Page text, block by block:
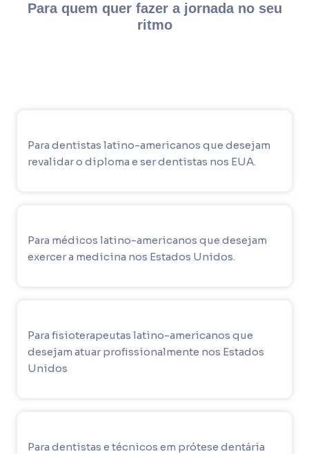
Para quem quer fazer a jornada no seu
ritmo
Para dentistas latino-americanos que desejam
revalidar o diploma e ser dentistas nos EUA.
Para médicos latino-americanos que desejam
exercer a medicina nos Estados Unidos.
Para fisioterapeutas latino-americanos que
desejam atuar profissionalmente nos Estados
Unidos
Para dentistas e técnicos em prótese dentária